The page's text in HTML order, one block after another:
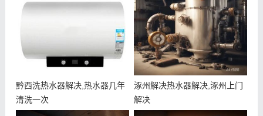
黔西洗热水器解决,热水器几年
清洗一次
涿州解决热水器解决,涿州上门
解决